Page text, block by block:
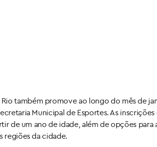
também promove ao longo do mês de
Municipal de Esportes. As
de um ano de idade, além de opções para
regiões da cidade.